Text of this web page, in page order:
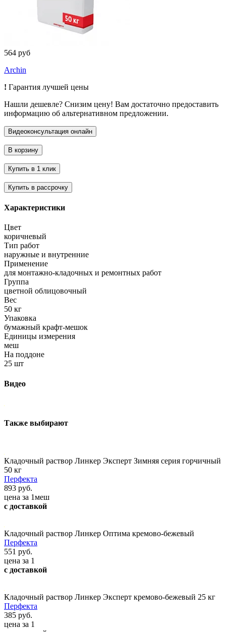
564 руб
Archin
! Гарантия лучшей цены
Нашли дешевле? Снизим цену! Вам достаточно предоставить
информацию об альтернативном предложении.
Характеристики
Цвет
коричневый
Тип работ
наружные и внутренние
Применение
для монтажно-кладочных и ремонтных работ
Группа
цветной облицовочный
Вес
50 кг
Упаковка
бумажный крафт-мешок
Единицы измерения
меш
На поддоне
25 шт
Видео
Также выбирают
Кладочный раствор Линкер Эксперт Зимняя серия горчичный
50 кг
Перфекта
893 руб.
цена за 1меш
с доставкой
Кладочный раствор Линкер Оптима кремово-бежевый
Перфекта
551 руб.
цена за 1
с доставкой
Кладочный раствор Линкер Эксперт кремово-бежевый 25 кг
Перфекта
385 руб.
цена за 1